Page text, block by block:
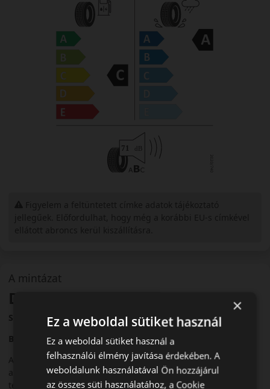
A mintázat
Dunlop Sport Maxx RT2 SUV
Sportos nyári SUV-abroncs
Bevezető
A Dunlop Sport Maxx RT2 SUV egy sportos hangolású nyári
abroncs, amelyet SUV-k nagyobb tömegéhez és
teljesítményéhez optimalizáltak.
×
Ez a weboldal sütiket használ
Ez a weboldal sütiket használ a
felhasználói élmény javítása érdekében. A
weboldalunk használatával Ön hozzájárul
az összes süti használatához, a Cookie